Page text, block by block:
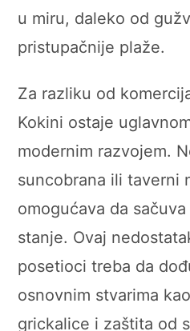
u miru, daleko od
pristupačnije plaže.
Za razliku od
Kokini ostaje
modernim razvojem.
suncobrana ili taverni
omogućava da
stanje. Ovaj
posetioci treba da
osnovnim stvarima
grickalice i zaštita od